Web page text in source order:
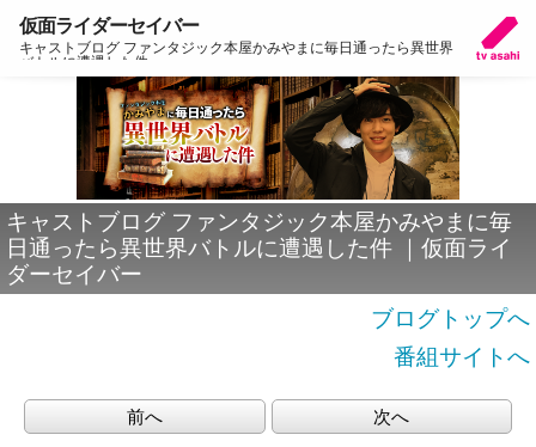
仮面ライダーセイバー
キャストブログ ファンタジック本屋かみやまに毎日通ったら異世界
バトルに遭遇した件
キャストブログ ファンタジック本屋かみやまに毎
日通ったら異世界バトルに遭遇した件 ｜仮面ライ
ダーセイバー
ブログトップへ
番組サイトへ
前へ 次へ